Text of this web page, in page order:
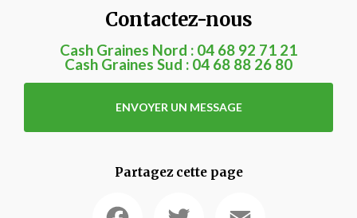
Contactez-nous
Cash Graines Nord : 04 68 92 71 21
Cash Graines Sud : 04 68 88 26 80
ENVOYER UN MESSAGE
Partagez cette page